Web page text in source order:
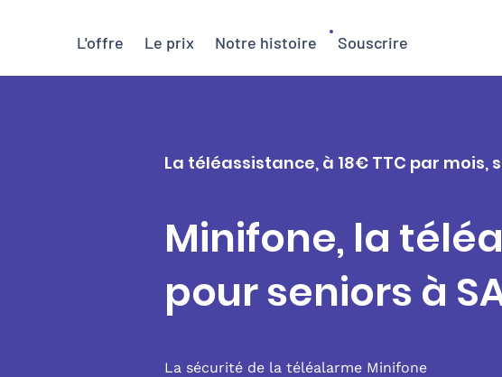
L'offre Le prix Notre histoire Souscrire
La téléassistance, à 18€ TTC par mois,
Minifone, la
pour seniors à
La sécurité de la téléalarme Minifone